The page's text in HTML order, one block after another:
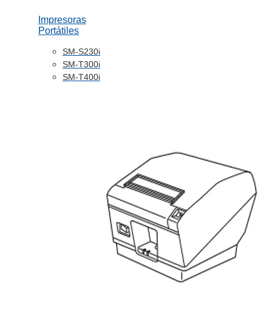
Impresoras
Portátiles
SM-S230i
SM-T300i
SM-T400i